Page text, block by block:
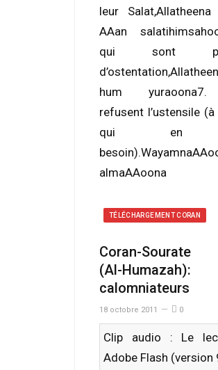
leur Salat,Allatheena
AAan
qui sont
hum
refusent l’ustensile (à
qui en
almaAAoona
TÉLÉCHARGEMENT CORAN
Coran-Sourate
(Al-Humazah):
calomniateurs
18 octobre 2011 0
Clip audio : Le
Adobe Flash (version